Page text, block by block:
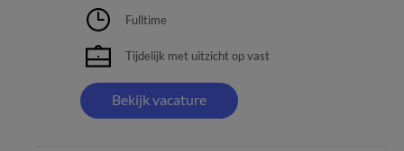
Fulltime
Tijdelijk met uitzicht op vast
Bekijk vacature